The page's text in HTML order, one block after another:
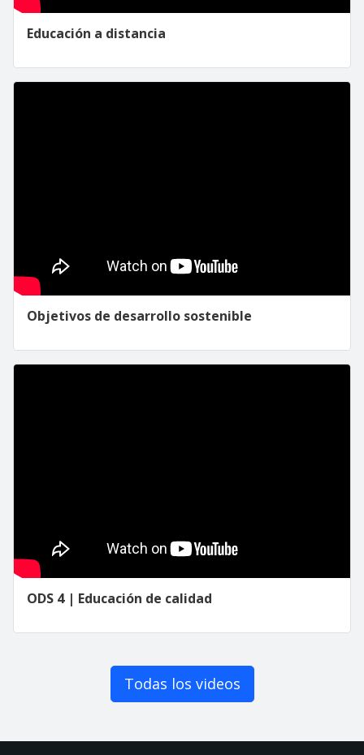
Educación a distancia
Objetivos de desarrollo sostenible
ODS 4 | Educación de calidad
Todas los videos